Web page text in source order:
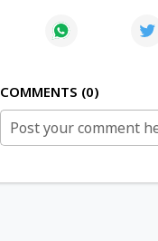
COMMENTS 0